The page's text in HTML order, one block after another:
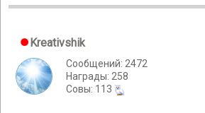
Kreativshik
Сообщений: 2472
Награды: 258
Cовы: 113